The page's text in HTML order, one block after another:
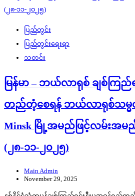
ပြည်တွင်း
ပြည်တွင်းရေးရာ
သတင်း
မြန်မာ – ဘယ်လာရုစ် ချစ်ကြ
တည်တံ့စေရန် ဘယ်လာရုစ်သမ္မ
Minsk မြို့အမည်ဖြင့်လမ်းအမ
(၂၈-၁၁-၂၀၂၅)
Main Admin
November 29, 2025